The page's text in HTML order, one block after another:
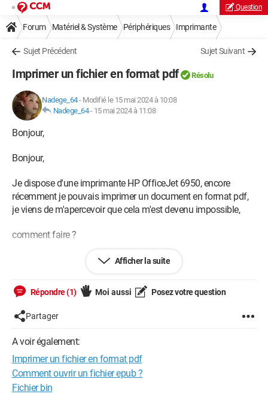
Question
Forum Matériel & Système Périphériques Imprimante
Sujet Précédent Sujet Suivant
Imprimer un fichier en format pdf Résolu
Nadege_64- Modifié le 15 mai 2024 à 10:08
Nadege_64- 15 mai 2024 à 11:08
Bonjour,
Bonjour,
Je dispose d'une imprimante HP OfficeJet 6950, encore
récemment je pouvais imprimer un document en format pdf,
je viens de m'apercevoir que cela m'est devenu impossible,
comment faire ?
Afficher la suite
Répondre (1) Moi aussi Posez votre question
Partager
A voir également:
Imprimer un fichier en format pdf
Comment ouvrir un fichier epub ?
Fichier bin